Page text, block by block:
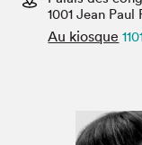
Espace médias
1001 Jean
Au kiosque